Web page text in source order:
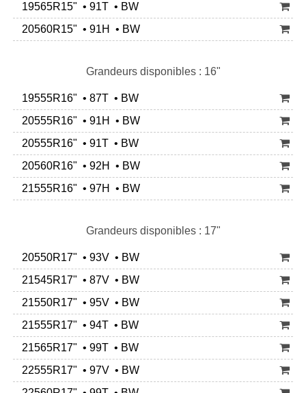
19565R15" • 91T • BW
20560R15" • 91H • BW
Grandeurs disponibles : 16"
19555R16" • 87T • BW
20555R16" • 91H • BW
20555R16" • 91T • BW
20560R16" • 92H • BW
21555R16" • 97H • BW
Grandeurs disponibles : 17"
20550R17" • 93V • BW
21545R17" • 87V • BW
21550R17" • 95V • BW
21555R17" • 94T • BW
21565R17" • 99T • BW
22555R17" • 97V • BW